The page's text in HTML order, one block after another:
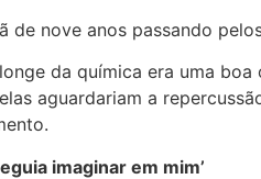
de nove anos passando
da química era uma
aguardariam a
imaginar em mim’